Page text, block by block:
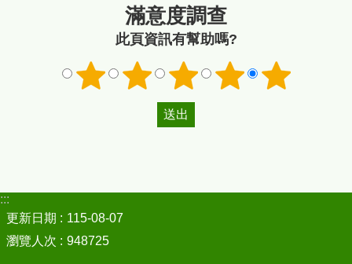
滿意度調查
此頁資訊有幫助嗎?
:::
更新日期
115-08-07
瀏覽人次
948725